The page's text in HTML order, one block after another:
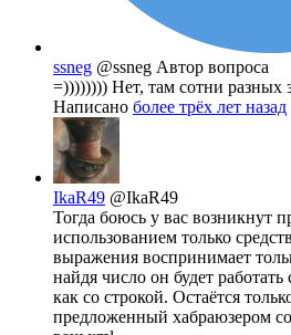
ssneg @ssneg Автор вопроса
=)))))))) Нет, там сотни разных
Написано более трёх лет назад
IkaR49 @IkaR49
Тогда боюсь у вас возникнут
использованием только
выражения воспринимает
найдя число он будет
как со строкой. Остаётся
предложенный хабраюзером